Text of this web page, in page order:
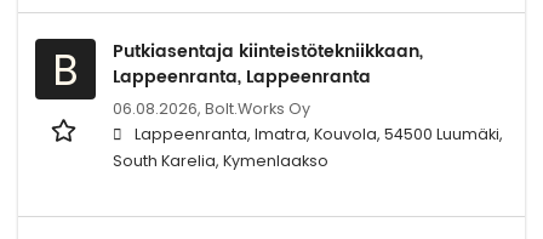
B
Putkiasentaja kiinteistötekniikkaan,
Lappeenranta, Lappeenranta
06.08.2026, Bolt.Works Oy
Lappeenranta, Imatra, Kouvola, 54500 Luumäki,
South Karelia, Kymenlaakso